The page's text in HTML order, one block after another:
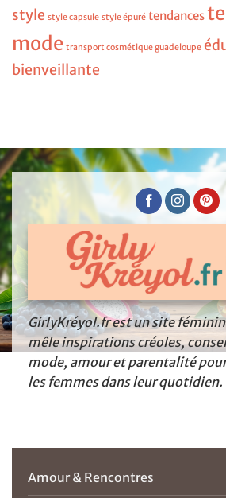
style style capsule style épuré tendances
mode transport cosmétique guadeloupe
bienveillante
GirlyKréyol.fr est un site
mêle inspirations créoles,
mode, amour et parentalité
les femmes dans leur quotidien.
Amour & Rencontres